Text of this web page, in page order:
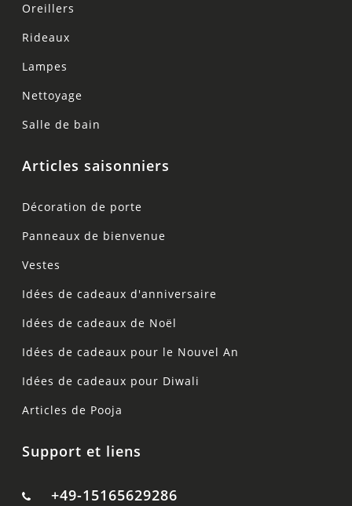
Oreillers
Rideaux
Lampes
Nettoyage
Salle de bain
Articles saisonniers
Décoration de porte
Panneaux de bienvenue
Vestes
Idées de cadeaux d'anniversaire
Idées de cadeaux de Noël
Idées de cadeaux pour le Nouvel An
Idées de cadeaux pour Diwali
Articles de Pooja
Support et liens
+49-15165629286